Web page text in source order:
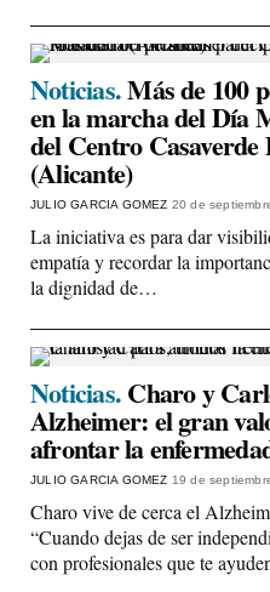
Noticias.Más de 100
en la marcha del Día
del Centro
(Alicante)
JULIO GARCIA GOMEZ 20 de
La iniciativa es para dar
empatía y recordar la
la dignidad de…
Noticias.Charo y
Alzheimer: el gran
afrontar la
JULIO GARCIA GOMEZ 19 de
Charo vive de cerca el
“Cuando dejas de ser
con profesionales que te